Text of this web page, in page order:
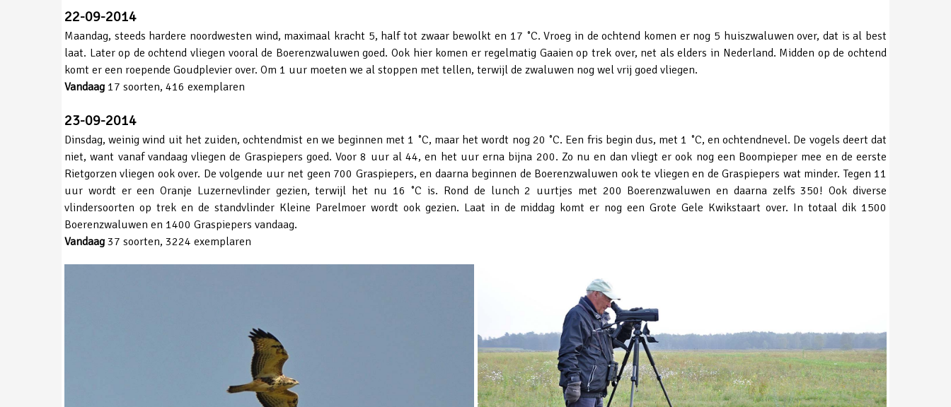
22-09-2014
Maandag, steeds hardere noordwesten wind, maximaal kracht 5, half tot zwaar bewolkt en 17 ˚C. Vroeg in de ochtend komen er nog 5 huiszwaluwen over, dat is al best
laat. Later op de ochtend vliegen vooral de Boerenzwaluwen goed. Ook hier komen er regelmatig Gaaien op trek over, net als elders in Nederland. Midden op de ochtend
komt er een roepende Goudplevier over. Om 1 uur moeten we al stoppen met tellen, terwijl de zwaluwen nog wel vrij goed vliegen.
Vandaag 17 soorten, 416 exemplaren
23-09-2014
Dinsdag, weinig wind uit het zuiden, ochtendmist en we beginnen met 1 ˚C, maar het wordt nog 20 ˚C. Een fris begin dus, met 1 ˚C, en ochtendnevel. De vogels deert dat
niet, want vanaf vandaag vliegen de Graspiepers goed. Voor 8 uur al 44, en het uur erna bijna 200. Zo nu en dan vliegt er ook nog een Boompieper mee en de eerste
Rietgorzen vliegen ook over. De volgende uur net geen 700 Graspiepers, en daarna beginnen de Boerenzwaluwen ook te vliegen en de Graspiepers wat minder. Tegen 11
uur wordt er een Oranje Luzernevlinder gezien, terwijl het nu 16 ˚C is. Rond de lunch 2 uurtjes met 200 Boerenzwaluwen en daarna zelfs 350! Ook diverse
vlindersoorten op trek en de standvlinder Kleine Parelmoer wordt ook gezien. Laat in de middag komt er nog een Grote Gele Kwikstaart over. In totaal dik 1500
Boerenzwaluwen en 1400 Graspiepers vandaag.
Vandaag 37 soorten, 3224 exemplaren